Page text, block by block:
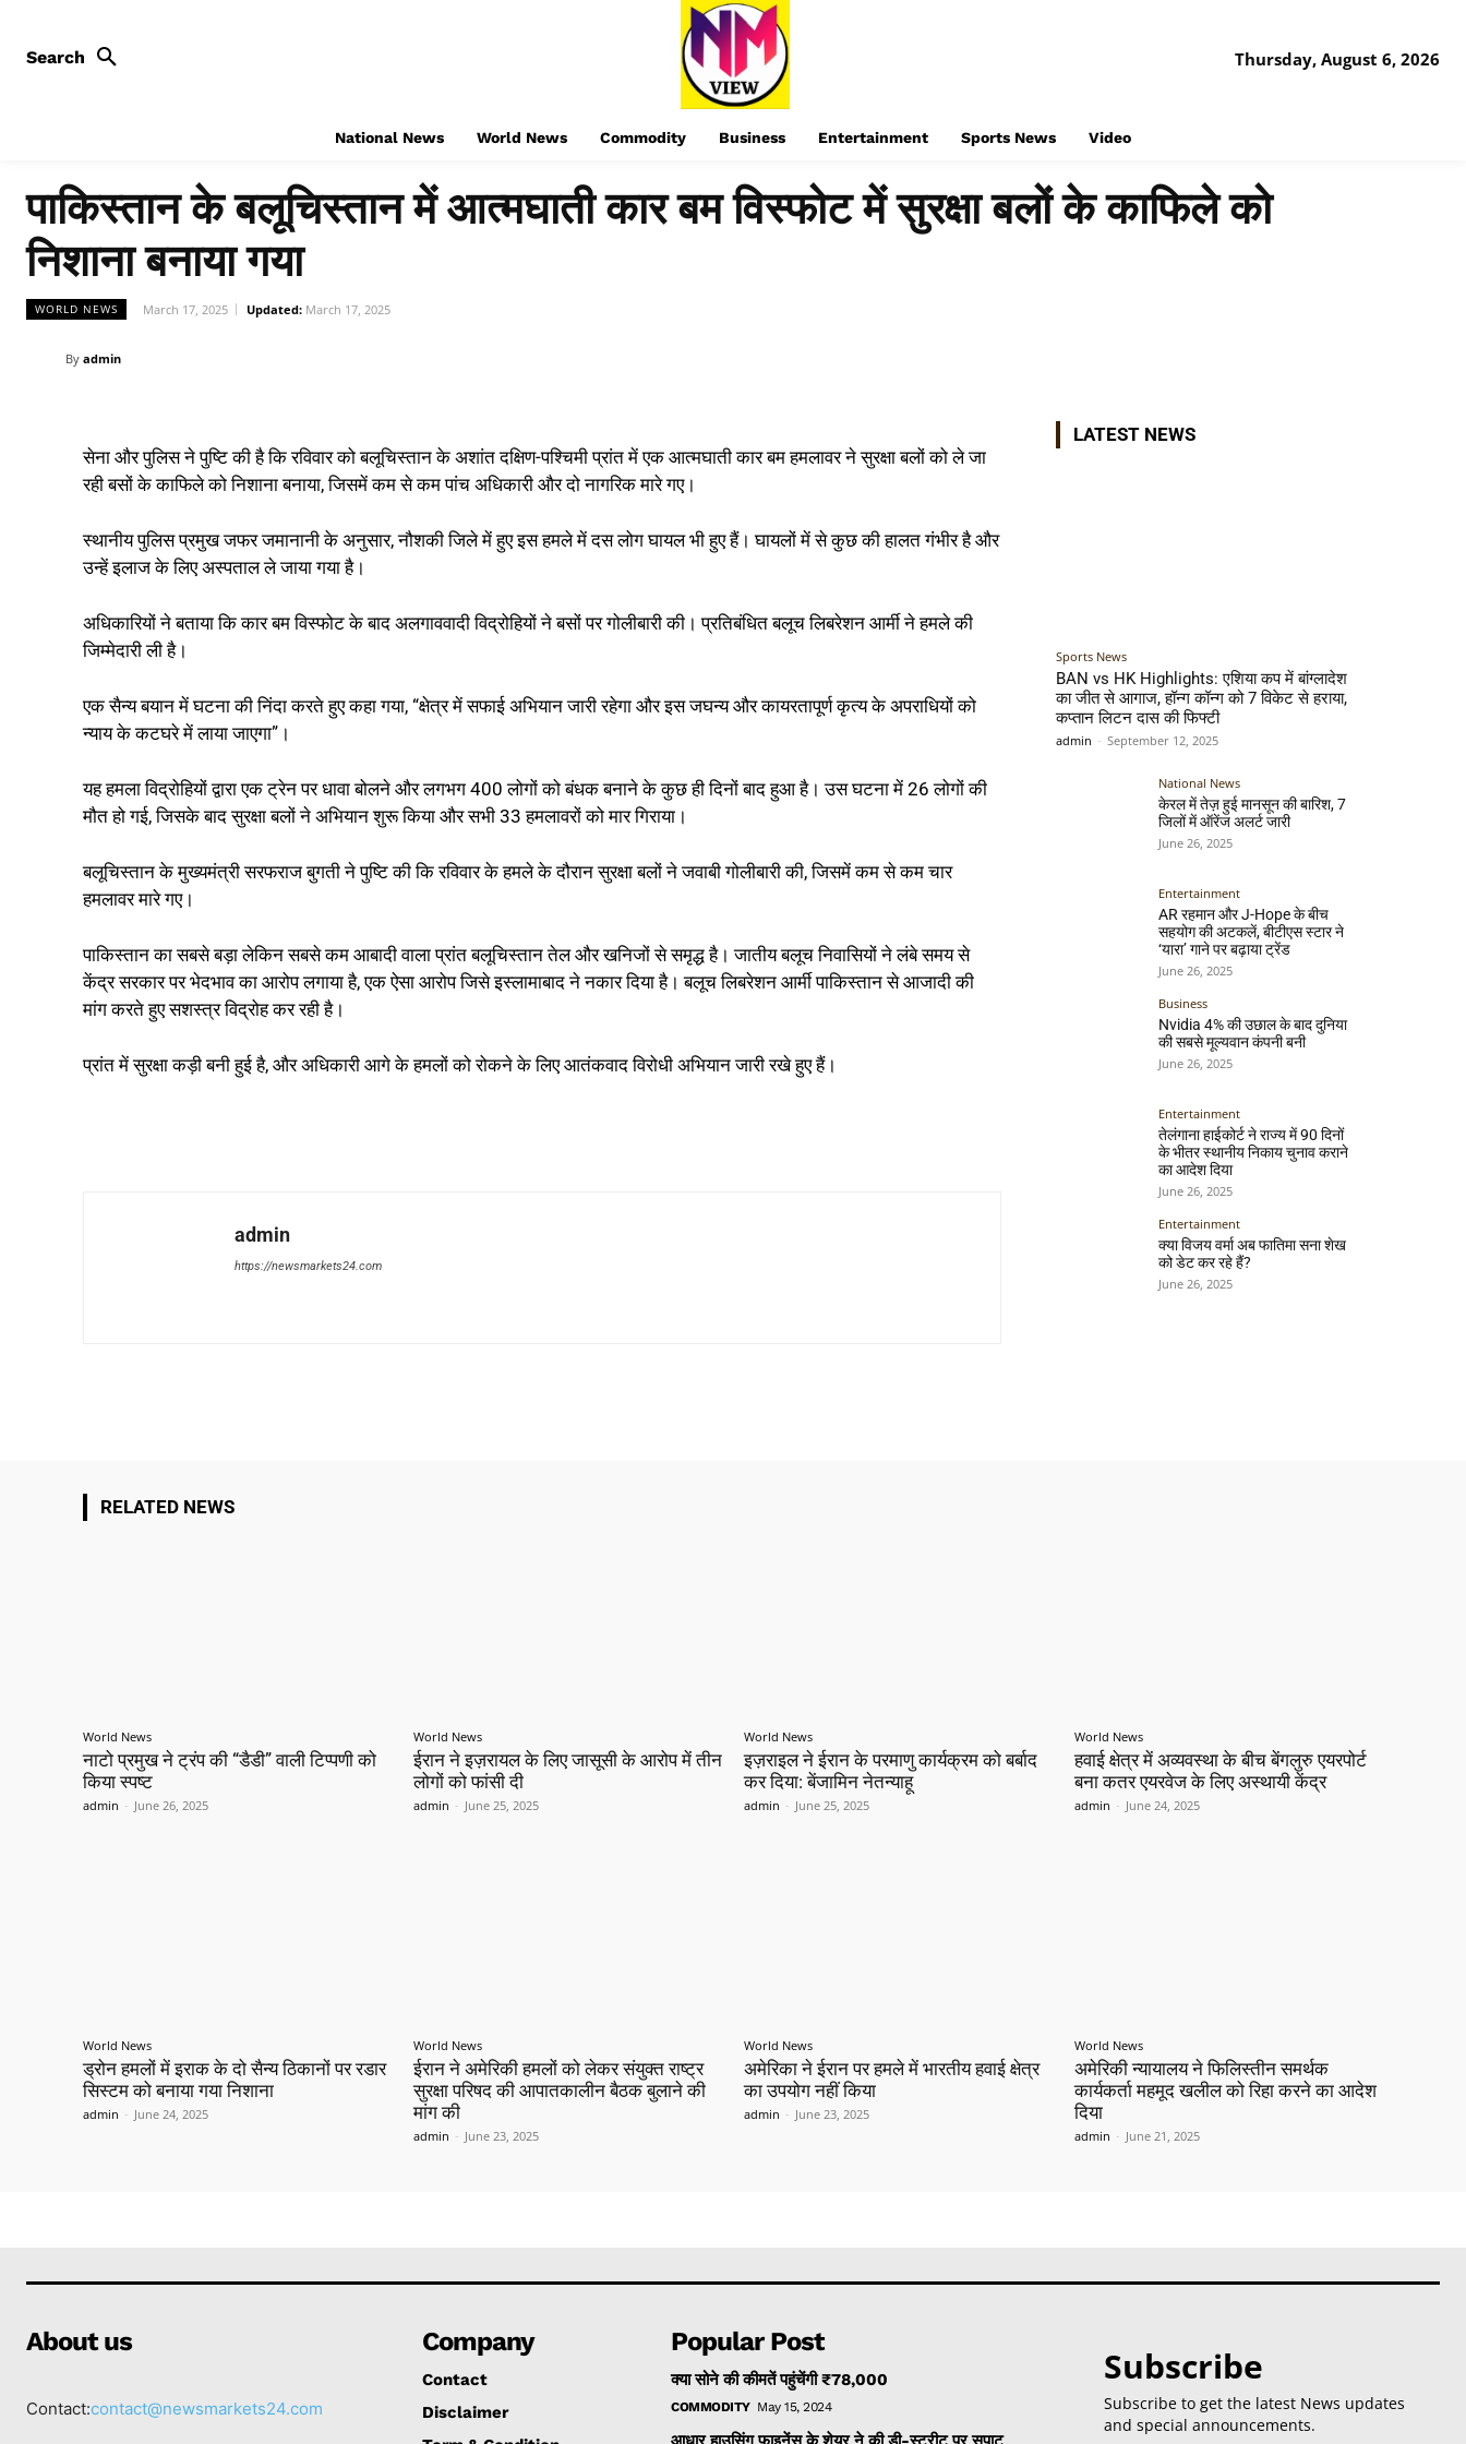
Search Thursday, August 6, 2026
National News World News Commodity Business Entertainment Sports News Video
पाकिस्तान के बलूचिस्तान में आत्मघाती कार बम विस्फोट में सुरक्षा बलों के काफिले को
निशाना बनाया गया
WORLD NEWS March 17, 2025 Updated: March 17, 2025
By admin
सेना और पुलिस ने पुष्टि की है कि रविवार को बलूचिस्तान के अशांत दक्षिण-पश्चिमी प्रांत में एक आत्मघाती कार बम हमलावर ने सुरक्षा बलों को ले जा
रही बसों के काफिले को निशाना बनाया, जिसमें कम से कम पांच अधिकारी और दो नागरिक मारे गए।
स्थानीय पुलिस प्रमुख जफर जमानानी के अनुसार, नौशकी जिले में हुए इस हमले में दस लोग घायल भी हुए हैं। घायलों में से कुछ की हालत गंभीर है और
उन्हें इलाज के लिए अस्पताल ले जाया गया है।
अधिकारियों ने बताया कि कार बम विस्फोट के बाद अलगाववादी विद्रोहियों ने बसों पर गोलीबारी की। प्रतिबंधित बलूच लिबरेशन आर्मी ने हमले की
जिम्मेदारी ली है।
एक सैन्य बयान में घटना की निंदा करते हुए कहा गया, “क्षेत्र में सफाई अभियान जारी रहेगा और इस जघन्य और कायरतापूर्ण कृत्य के अपराधियों को
न्याय के कटघरे में लाया जाएगा”।
यह हमला विद्रोहियों द्वारा एक ट्रेन पर धावा बोलने और लगभग 400 लोगों को बंधक बनाने के कुछ ही दिनों बाद हुआ है। उस घटना में 26 लोगों की
मौत हो गई, जिसके बाद सुरक्षा बलों ने अभियान शुरू किया और सभी 33 हमलावरों को मार गिराया।
बलूचिस्तान के मुख्यमंत्री सरफराज बुगती ने पुष्टि की कि रविवार के हमले के दौरान सुरक्षा बलों ने जवाबी गोलीबारी की, जिसमें कम से कम चार
हमलावर मारे गए।
पाकिस्तान का सबसे बड़ा लेकिन सबसे कम आबादी वाला प्रांत बलूचिस्तान तेल और खनिजों से समृद्ध है। जातीय बलूच निवासियों ने लंबे समय से
केंद्र सरकार पर भेदभाव का आरोप लगाया है, एक ऐसा आरोप जिसे इस्लामाबाद ने नकार दिया है। बलूच लिबरेशन आर्मी पाकिस्तान से आजादी की
मांग करते हुए सशस्त्र विद्रोह कर रही है।
प्रांत में सुरक्षा कड़ी बनी हुई है, और अधिकारी आगे के हमलों को रोकने के लिए आतंकवाद विरोधी अभियान जारी रखे हुए हैं।
admin
https://newsmarkets24.com
LATEST NEWS
Sports News
BAN vs HK Highlights: एशिया कप में बांग्लादेश
का जीत से आगाज, हॉन्ग कॉन्ग को 7 विकेट से हराया,
कप्तान लिटन दास की फिफ्टी
admin - September 12, 2025
National News
केरल में तेज़ हुई मानसून की बारिश, 7
जिलों में ऑरेंज अलर्ट जारी
June 26, 2025
Entertainment
AR रहमान और J-Hope के बीच
सहयोग की अटकलें, बीटीएस स्टार ने
‘यारा’ गाने पर बढ़ाया ट्रेंड
June 26, 2025
Business
Nvidia 4% की उछाल के बाद दुनिया
की सबसे मूल्यवान कंपनी बनी
June 26, 2025
Entertainment
तेलंगाना हाईकोर्ट ने राज्य में 90 दिनों
के भीतर स्थानीय निकाय चुनाव कराने
का आदेश दिया
June 26, 2025
Entertainment
क्या विजय वर्मा अब फातिमा सना शेख
को डेट कर रहे हैं?
June 26, 2025
RELATED NEWS
World News
नाटो प्रमुख ने ट्रंप की “डैडी” वाली टिप्पणी को
किया स्पष्ट
admin - June 26, 2025
World News
ईरान ने इज़रायल के लिए जासूसी के आरोप में तीन
लोगों को फांसी दी
admin - June 25, 2025
World News
इज़राइल ने ईरान के परमाणु कार्यक्रम को बर्बाद
कर दिया: बेंजामिन नेतन्याहू
admin - June 25, 2025
World News
हवाई क्षेत्र में अव्यवस्था के बीच बेंगलुरु एयरपोर्ट
बना कतर एयरवेज के लिए अस्थायी केंद्र
admin - June 24, 2025
World News
ड्रोन हमलों में इराक के दो सैन्य ठिकानों पर रडार
सिस्टम को बनाया गया निशाना
admin - June 24, 2025
World News
ईरान ने अमेरिकी हमलों को लेकर संयुक्त राष्ट्र
सुरक्षा परिषद की आपातकालीन बैठक बुलाने की
मांग की
admin - June 23, 2025
World News
अमेरिका ने ईरान पर हमले में भारतीय हवाई क्षेत्र
का उपयोग नहीं किया
admin - June 23, 2025
World News
अमेरिकी न्यायालय ने फिलिस्तीन समर्थक
कार्यकर्ता महमूद खलील को रिहा करने का आदेश
दिया
admin - June 21, 2025
About us
Contact:contact@newsmarkets24.com
Company
Contact
Disclaimer
Popular Post
क्या सोने की कीमतें पहुंचेंगी ₹78,000
COMMODITY May 15, 2024
Subscribe
Subscribe to get the latest News updates
and special announcements.